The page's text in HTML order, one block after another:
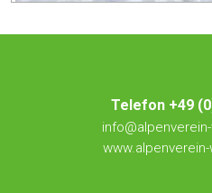
Telefon +49